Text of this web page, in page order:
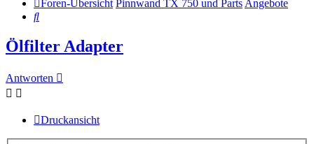
Foren-Übersicht Pinnwand TX 750 und PartsAngebote
Suche
Ölfilter Adapter
Antworten
Druckansicht